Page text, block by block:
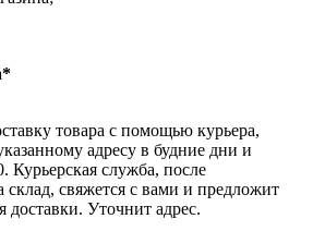
товара с помощью курьера,
адресу в будние дни и
Курьерская служба, после
склад, свяжется с вами и предложит
доставки. Уточнит адрес.